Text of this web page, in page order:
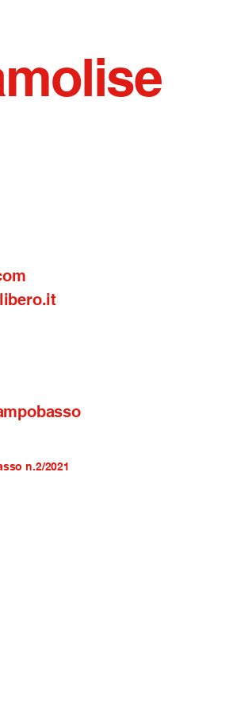
n.2/2021